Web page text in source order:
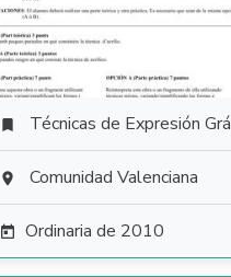
 Técnicas de Expresión Gráfico Plástica
 Comunidad Valenciana
 Ordinaria de 2010